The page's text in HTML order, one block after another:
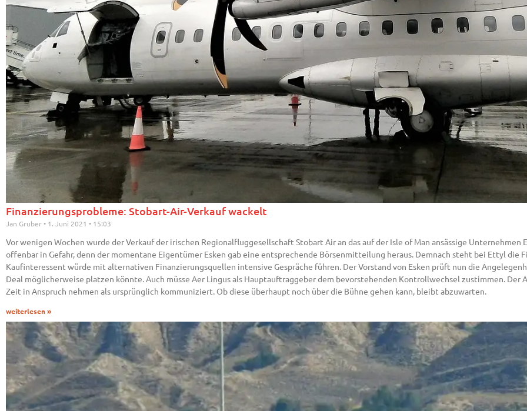
Finanzierungsprobleme: Stobart-Air-Verkauf wackelt
Jan Gruber 1. Juni 2021 15:03
Vor wenigen Wochen wurde der Verkauf der irischen Regionalfluggesellschaft Stobart Air an das auf der Isle of Man ansässige
offenbar in Gefahr, denn der momentane Eigentümer Esken gab eine entsprechende Börsenmitteilung heraus. Demnach steht bei Ettyl die
Kaufinteressent würde mit alternativen Finanzierungsquellen intensive Gespräche führen. Der Vorstand von Esken prüft nun die
Deal möglicherweise platzen könnte. Auch müsse Aer Lingus als Hauptauftraggeber dem bevorstehenden Kontrollwechsel zustimmen. Der
Zeit in Anspruch nehmen als ursprünglich kommuniziert. Ob diese überhaupt noch über die Bühne gehen kann, bleibt abzuwarten.
weiterlesen »